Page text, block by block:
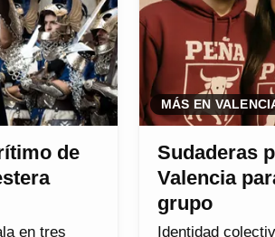
de
en tres
MÁS EN
Sudaderas
Valencia
grupo
Identidad